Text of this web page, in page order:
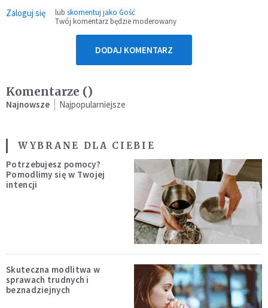
Zaloguj się lub skomentuj jako Gość
Twój komentarz będzie moderowany
DODAJ KOMENTARZ
Komentarze ()
Najnowsze Najpopularniejsze
WYBRANE DLA CIEBIE
Potrzebujesz pomocy?
Pomodlimy się w Twojej
intencji
Skuteczna modlitwa w
sprawach trudnych i
beznadziejnych